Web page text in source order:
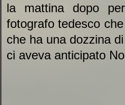
la mattina dopo
fotografo tedesco
che ha una dozzina
ci aveva anticipato